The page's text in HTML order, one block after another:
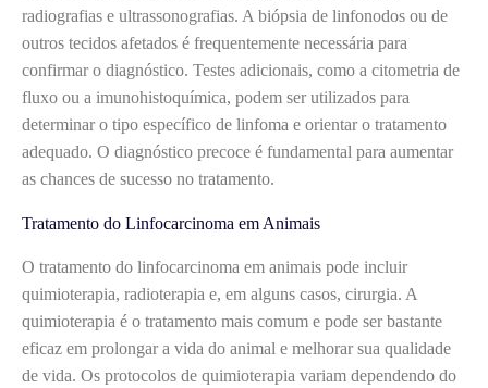
radiografias e ultrassonografias. A biópsia de linfonodos ou de
outros tecidos afetados é frequentemente necessária para
confirmar o diagnóstico. Testes adicionais, como a citometria de
fluxo ou a imunohistoquímica, podem ser utilizados para
determinar o tipo específico de linfoma e orientar o tratamento
adequado. O diagnóstico precoce é fundamental para aumentar
as chances de sucesso no tratamento.
Tratamento do Linfocarcinoma em Animais
O tratamento do linfocarcinoma em animais pode incluir
quimioterapia, radioterapia e, em alguns casos, cirurgia. A
quimioterapia é o tratamento mais comum e pode ser bastante
eficaz em prolongar a vida do animal e melhorar sua qualidade
de vida. Os protocolos de quimioterapia variam dependendo do